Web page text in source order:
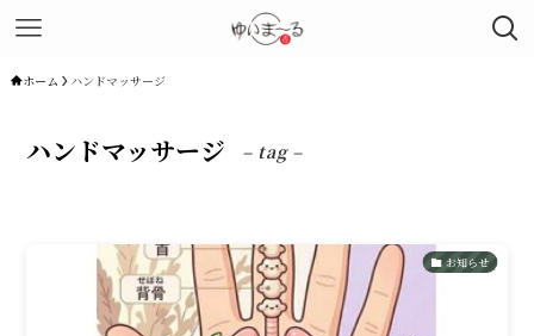
ホーム ハンドマッサージ
ハンドマッサージ – tag –
お知らせ